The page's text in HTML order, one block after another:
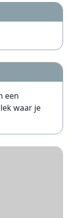
een
waar je